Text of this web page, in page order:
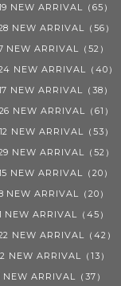
NEW ARRIVAL（65）
NEW ARRIVAL（56）
NEW ARRIVAL（52）
NEW ARRIVAL（40）
NEW ARRIVAL（38）
NEW ARRIVAL（61）
NEW ARRIVAL（53）
NEW ARRIVAL（52）
NEW ARRIVAL（20）
NEW ARRIVAL（20）
NEW ARRIVAL（45）
NEW ARRIVAL（42）
NEW ARRIVAL（13）
ARRIVAL（37）